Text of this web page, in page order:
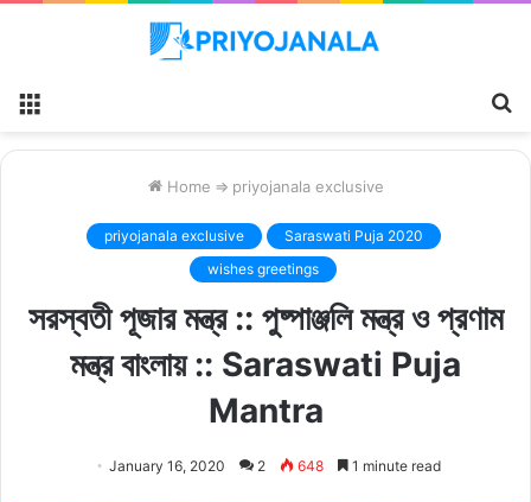
Home ⇒ priyojanala exclusive
priyojanala exclusive
Saraswati Puja 2020
wishes greetings
সরস্বতী পূজার মন্ত্র :: পুষ্পাঞ্জলি মন্ত্র ও প্রণাম
মন্ত্র বাংলায় :: Saraswati Puja
Mantra
January 16, 2020 2 648 1 minute read